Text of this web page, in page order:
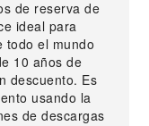
de reserva de
ideal para
todo el mundo
10 años de
descuento. Es
usando la
de descargas